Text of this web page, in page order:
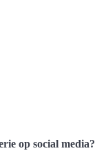
op social media?